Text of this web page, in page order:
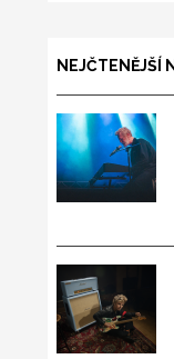
NEJČTENĚJŠÍ